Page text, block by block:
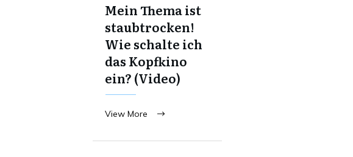
Mein Thema ist
staubtrocken!
Wie schalte ich
das Kopfkino
ein? (Video)
View More